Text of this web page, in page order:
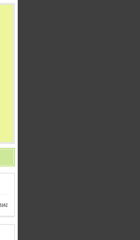
в одном клике от Вас!